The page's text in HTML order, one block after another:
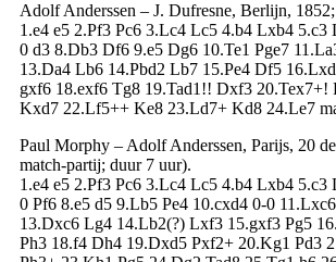
Adolf Anderssen – J. Dufresne, Berlijn, 1852;
1.e4 e5 2.Pf3 Pc6 3.Lc4 Lc5 4.b4 Lxb4 5.c3
0 d3 8.Db3 Df6 9.e5 Dg6 10.Te1 Pge7
13.Da4 Lb6 14.Pbd2 Lb7 15.Pe4 Df5
gxf6 18.exf6 Tg8 19.Tad1!! Dxf3 20.Tex7+!
Kxd7 22.Lf5++ Ke8 23.Ld7+ Kd8 24.Le7
Paul Morphy – Adolf Anderssen, Parijs, 20
match-partij; duur 7 uur).
1.e4 e5 2.Pf3 Pc6 3.Lc4 Lc5 4.b4 Lxb4 5.c3
0 Pf6 8.e5 d5 9.Lb5 Pe4 10.cxd4 0-0
13.Dxc6 Lg4 14.Lb2(?) Lxf3 15.gxf3 Pg5
Ph3 18.f4 Dh4 19.Dxd5 Pxf2+ 20.Kg1 Pd3